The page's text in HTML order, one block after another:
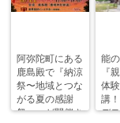
阿弥陀町にある
鹿島殿で『納涼
祭〜地域とつな
がる夏の感謝
祭〜』が開催さ
能
『
体
講
デ